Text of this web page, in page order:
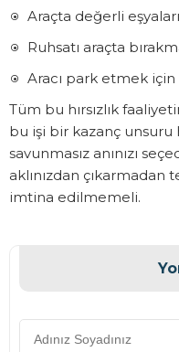
Araçta değerli
Ruhsatı araçta
Aracı park etmek
Tüm bu hırsızlık
bu işi bir kazanç
savunmasız anınızı
aklınızdan
imtina edilmemeli.